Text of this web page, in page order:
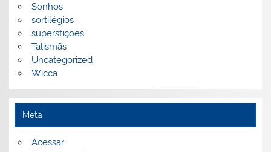
Sonhos
sortilégios
superstições
Talismãs
Uncategorized
Wicca
Meta
Acessar